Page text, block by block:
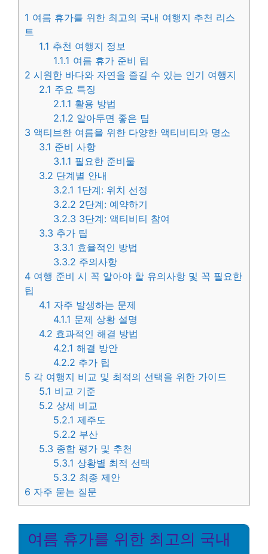
1 여름 휴가를 위한 최고의 국내 여행지 추천 리스
트
1.1 추천 여행지 정보
1.1.1 여름 휴가 준비 팁
2 시원한 바다와 자연을 즐길 수 있는 인기 여행지
2.1 주요 특징
2.1.1 활용 방법
2.1.2 알아두면 좋은 팁
3 액티브한 여름을 위한 다양한 액티비티와 명소
3.1 준비 사항
3.1.1 필요한 준비물
3.2 단계별 안내
3.2.1 1단계: 위치 선정
3.2.2 2단계: 예약하기
3.2.3 3단계: 액티비티 참여
3.3 추가 팁
3.3.1 효율적인 방법
3.3.2 주의사항
4 여행 준비 시 꼭 알아야 할 유의사항 및 꼭 필요한
팁
4.1 자주 발생하는 문제
4.1.1 문제 상황 설명
4.2 효과적인 해결 방법
4.2.1 해결 방안
4.2.2 추가 팁
5 각 여행지 비교 및 최적의 선택을 위한 가이드
5.1 비교 기준
5.2 상세 비교
5.2.1 제주도
5.2.2 부산
5.3 종합 평가 및 추천
5.3.1 상황별 최적 선택
5.3.2 최종 제안
6 자주 묻는 질문
여름 휴가를 위한 최고의 국내